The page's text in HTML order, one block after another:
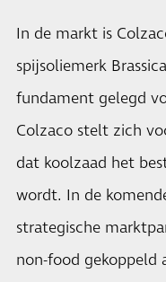
In de markt is
spijsoliemerk
fundament gelegd
Colzaco stelt zich
dat koolzaad het
wordt. In de
strategische
non-food gekoppeld